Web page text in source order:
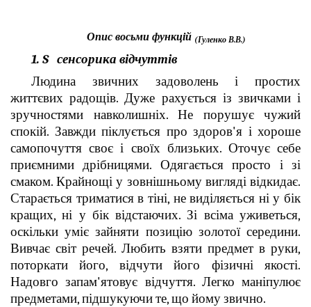
Опис восьми функцій (Гуленко В.В.)
1. S сенсорика відчуттів
Людина звичних задоволень і простих
життєвих радощів. Дуже рахується із звичками і
зручностями навколишніх. Не порушує чужий
спокій. Завжди піклується про здоров'я і хороше
самопочуття своє і своїх близьких. Оточує себе
приємними дрібницями. Одягається просто і зі
смаком. Крайнощі у зовнішньому вигляді відкидає.
Старається триматися в тіні, не виділяється ні у бік
кращих, ні у бік відстаючих. Зі всіма уживеться,
оскільки уміє зайняти позицію золотої середини.
Вивчає світ речей. Любить взяти предмет в руки,
поторкати його, відчути його фізичні якості.
Надовго запам'ятовує відчуття. Легко маніпулює
предметами, підшукуючи те, що йому звично.